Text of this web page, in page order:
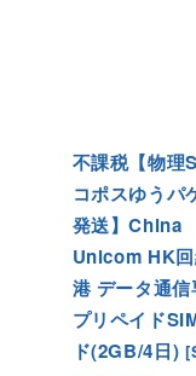
不課税【物理
コポスゆうパ
発送】China
Unicom HK
港 データ通信
プリペイド
ド(2GB/4日) [